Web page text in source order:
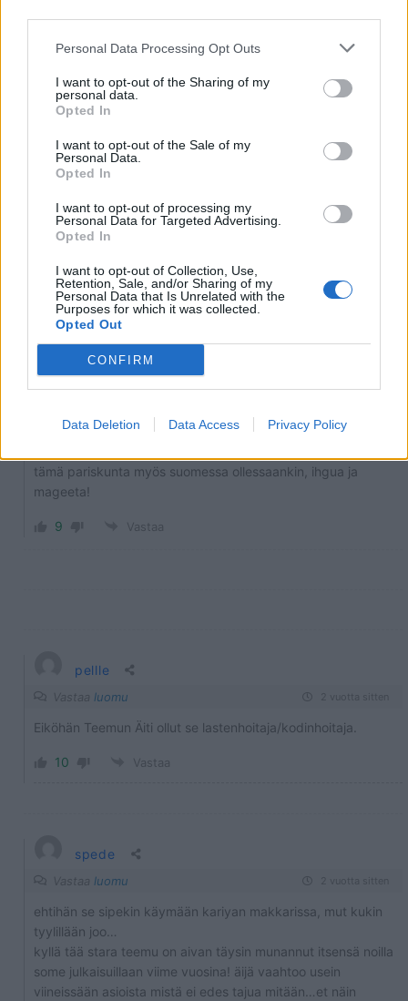
Personal Data Processing Opt Outs
I want to opt-out of the Sharing of my
personal data.
Opted In
I want to opt-out of the Sale of my
Personal Data.
Opted In
I want to opt-out of processing my
Personal Data for Targeted Advertising.
Opted In
I want to opt-out of Collection, Use,
Retention, Sale, and/or Sharing of my
Personal Data that Is Unrelated with the
Purposes for which it was collected.
Opted Out
CONFIRM
Data Deletion Data Access Privacy Policy
kanssa. Selänne ei varmaan tiedä, että Stubin
Puhuu sitten englantia veteraaneille siellä
linnassa…
8
Leena
Suzanne Stubb puhuu suomea ja muutamaa muutakin kieltä.
hänen kanssaan samaa mieltä. Teemu ja Sirpa antavat aivan
liian aivoisen kuvan avioliitostaan.
-2
terhi
niiden avioliitto on tekohymyjä, teatteria ja kehumista kuin
tämä pariskunta myös suomessa ollessaankin, ihgua ja
mageeta!
9 Vastaa
pellle
Vastaa luomu 2 vuotta sitten
Eiköhän Teemun Äiti ollut se lastenhoitaja/kodinhoitaja.
10 Vastaa
spede
Vastaa luomu 2 vuotta sitten
ehtihän se sipekin käymään kariyan makkarissa, mut kukin
tyylillään joo…
kyllä tää stara teemu on aivan täysin munannut itsensä noilla
some julkaisuillaan viime vuosina! äijä vaahtoo usein
viineissään asioista mistä ei edes tajua mitään…et näin